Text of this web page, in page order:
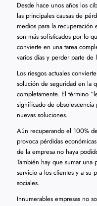
Desde hace unos años los
las principales causas de
medios para la
son más sofisticados por lo
convierte en una tarea
varios días y perder parte
Los riesgos actuales
solución de seguridad en la
completamente. El término
significado de obsolescencia
nuevas soluciones.
Aún recuperando el 100%
provoca pérdidas
de la empresa no haya
También hay que sumar una
servicio a los clientes y a su
sociales.
Innumerables empresas no